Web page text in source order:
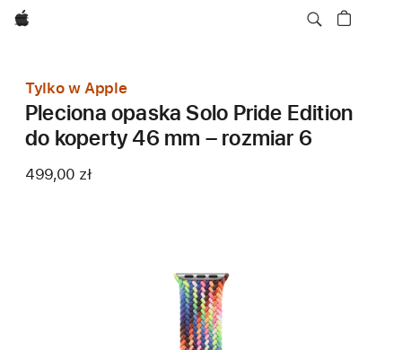
Apple
Tylko w Apple
Pleciona opaska Solo Pride Edition
do koperty 46 mm – rozmiar 6
499,00 zł